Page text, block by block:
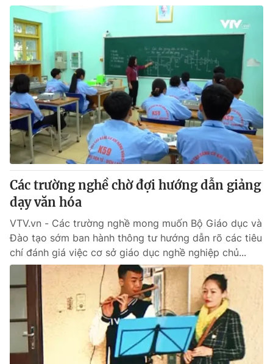
THỜI BÁO VTV
Theo dõi báo trên
Cơ quan chủ quản:Đài Truyền hình Việt Nam
Cơ quan báo chí:Thời báo VTV
Giấy phép hoạt động báo in và báo điện tử số 483/GP-BTTTT
cấp ngày 29/12/2023
Tổng Biên tập:Vũ Thanh Thủy
Phó Tổng Biên tập:Nguyễn Thị Mỹ Hạnh, Phạm Quốc Thắng,
Nguyễn Trọng Ninh
Tổng đài VTV:
024.38 355 931 - 024.38 355 932
Ðiện thoại Thời báo VTV:024.66 897 897
Email:toasoan@vtv.vn
Liên hệ quảng cáo:024-7300.7108
Các trường nghề chờ đợi hướng dẫn giảng
dạy văn hóa
VTV.vn - Các trường nghề mong muốn Bộ Giáo dục và
Đào tạo sớm ban hành thông tư hướng dẫn rõ các tiêu
chí đánh giá việc cơ sở giáo dục nghề nghiệp chủ...